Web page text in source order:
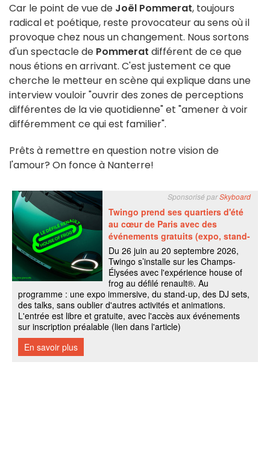
Car le point de vue de Joël Pommerat, toujours
radical et poétique, reste provocateur au sens où il
provoque chez nous un changement. Nous sortons
d'un spectacle de Pommerat différent de ce que
nous étions en arrivant. C'est justement ce que
cherche le metteur en scène qui explique dans une
interview vouloir "ouvrir des zones de perceptions
différentes de la vie quotidienne" et "amener à voir
différemment ce qui est familier".
Prêts à remettre en question notre vision de
l'amour? On fonce à Nanterre!